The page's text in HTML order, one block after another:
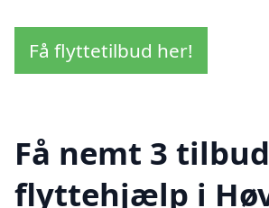
Få flyttetilbud her!
Få nemt 3
flyttehjælp i